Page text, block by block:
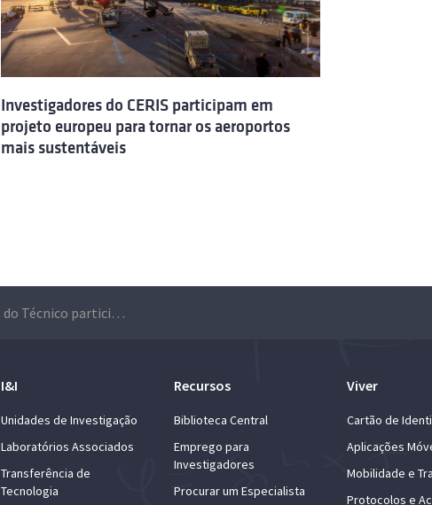
Investigadores do CERIS participam em
projeto europeu para tornar os aeroportos
mais sustentáveis
Investigadores do Técnico participam em projetos para a promoção da economia circular na construção com financiamento total de mais de 1 milhão de euros
I&I
Unidades de Investigação
Laboratórios Associados
Transferência de
Tecnologia
Recursos
Biblioteca Central
Emprego para
Investigadores
Procurar um Especialista
Viver
Cartão de
Aplicações
Mobilidade e
Protocolos e